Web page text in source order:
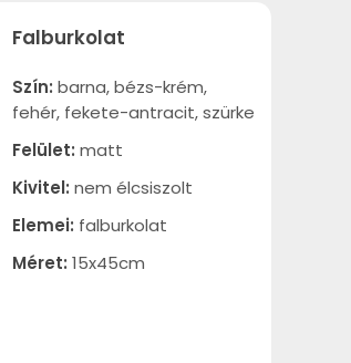
Falburkolat
Szín: barna, bézs-krém,
fehér, fekete-antracit, szürke
Felület: matt
Kivitel: nem élcsiszolt
Elemei: falburkolat
Méret: 15x45cm